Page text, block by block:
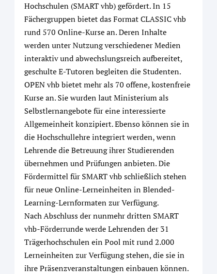
Hochschulen (SMART vhb) gefördert. In 15
Fächergruppen bietet das Format CLASSIC vhb
rund 570 Online-Kurse an. Deren Inhalte
werden unter Nutzung verschiedener Medien
interaktiv und abwechslungsreich aufbereitet,
geschulte E-Tutoren begleiten die Studenten.
OPEN vhb bietet mehr als 70 offene, kostenfreie
Kurse an. Sie wurden laut Ministerium als
Selbstlernangebote für eine interessierte
Allgemeinheit konzipiert. Ebenso können sie in
die Hochschullehre integriert werden, wenn
Lehrende die Betreuung ihrer Studierenden
übernehmen und Prüfungen anbieten. Die
Fördermittel für SMART vhb schließlich stehen
für neue Online-Lerneinheiten in Blended-
Learning-Lernformaten zur Verfügung.
Nach Abschluss der nunmehr dritten SMART
vhb-Förderrunde werde Lehrenden der 31
Trägerhochschulen ein Pool mit rund 2.000
Lerneinheiten zur Verfügung stehen, die sie in
ihre Präsenzveranstaltungen einbauen können.